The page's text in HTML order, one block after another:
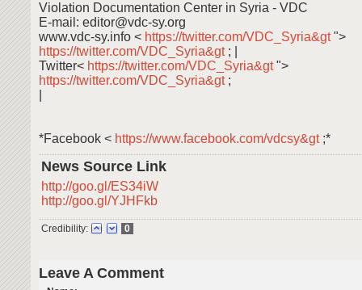
Violation Documentation Center in Syria - VDC
E-mail: editor@vdc-sy.org
www.vdc-sy.info < https://twitter.com/VDC_Syria&gt">
https://twitter.com/VDC_Syria&gt ; |
Twitter< https://twitter.com/VDC_Syria&gt">
https://twitter.com/VDC_Syria&gt ;
*Facebook < https://www.facebook.com/vdcsy&gt ;*
News Source Link
http://goo.gl/ES34iW
http://goo.gl/YJHFkb
Credibility: 0
Leave A Comment